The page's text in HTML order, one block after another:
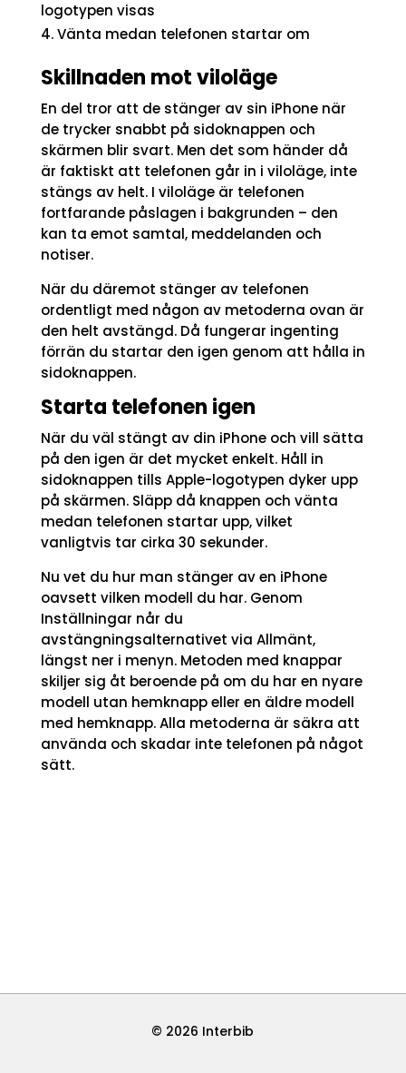
logotypen visas
Vänta medan telefonen startar om
Skillnaden mot viloläge
En del tror att de stänger av sin iPhone när
de trycker snabbt på sidoknappen och
skärmen blir svart. Men det som händer då
är faktiskt att telefonen går in i viloläge, inte
stängs av helt. I viloläge är telefonen
fortfarande påslagen i bakgrunden – den
kan ta emot samtal, meddelanden och
notiser.
När du däremot stänger av telefonen
ordentligt med någon av metoderna ovan är
den helt avstängd. Då fungerar ingenting
förrän du startar den igen genom att hålla in
sidoknappen.
Starta telefonen igen
När du väl stängt av din iPhone och vill sätta
på den igen är det mycket enkelt. Håll in
sidoknappen tills Apple-logotypen dyker upp
på skärmen. Släpp då knappen och vänta
medan telefonen startar upp, vilket
vanligtvis tar cirka 30 sekunder.
Nu vet du hur man stänger av en iPhone
oavsett vilken modell du har. Genom
Inställningar når du
avstängningsalternativet via Allmänt,
längst ner i menyn. Metoden med knappar
skiljer sig åt beroende på om du har en nyare
modell utan hemknapp eller en äldre modell
med hemknapp. Alla metoderna är säkra att
använda och skadar inte telefonen på något
sätt.
© 2026 Interbib